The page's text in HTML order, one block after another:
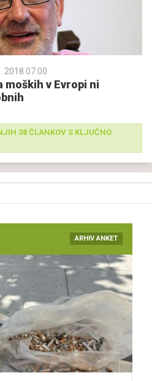
2018 07.00
v Evropi ni
38 ČLANKOV S KLJUČNO
ARHIV ANKET